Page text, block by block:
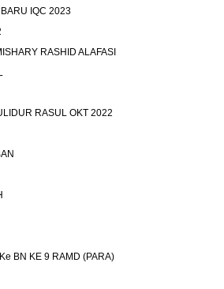
IQC 2023
RASHID ALAFASI
RASUL OKT 2022
BN KE 9 RAMD (PARA)